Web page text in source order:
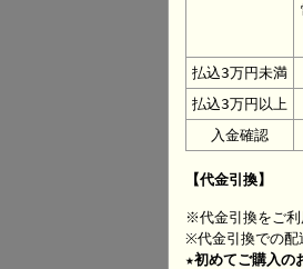
払込3万円未満
払込3万円以上
入金確認
【代金引換】
※代金引換をご
※代金引換での配
★初めてご購入の